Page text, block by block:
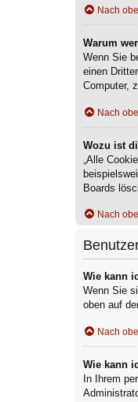
Nach
Warum
Wenn Sie
einen
Computer,
Nach
Wozu ist
„Alle
Boards
Nach
Wie kann
Wenn Sie
oben auf
Nach
Wie kann
In Ihrem